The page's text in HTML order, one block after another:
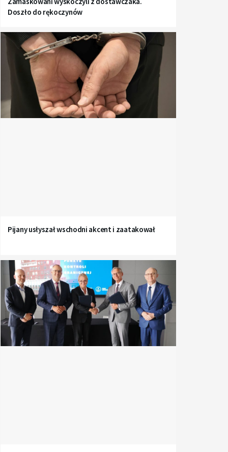
Doszło do rękoczynów
Pijany usłyszał wschodni akcent i zaatakował